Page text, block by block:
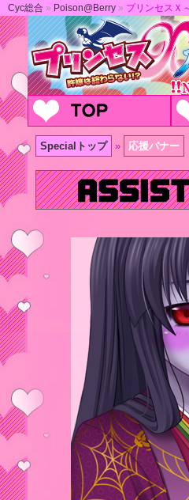
Cyc総合 » Poison@Berry » プリンセスＸ
Specialトップ » 応援バナー